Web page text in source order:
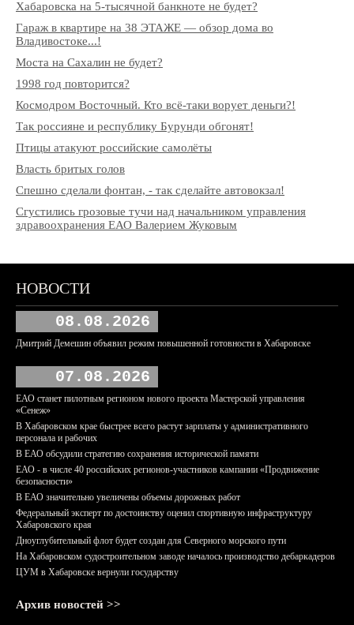
Хабаровска на 5-тысячной банкноте не будет?
Гараж в квартире на 38 ЭТАЖЕ — обзор дома во
Владивостоке...!
Моста на Сахалин не будет?
1998 год повторится?
Космодром Восточный. Кто всё-таки ворует деньги?!
Так россияне и республику Бурунди обгонят!
Птицы атакуют российские самолёты
Власть бритых голов
Спешно сделали фонтан, - так сделайте автовокзал!
Сгустились грозовые тучи над начальником управления
здравоохранения ЕАО Валерием Жуковым
НОВОСТИ
08.08.2026
Дмитрий Демешин объявил режим повышенной готовности в Хабаровске
07.08.2026
ЕАО станет пилотным регионом нового проекта Мастерской управления
«Сенеж»
В Хабаровском крае быстрее всего растут зарплаты у административного
персонала и рабочих
В ЕАО обсудили стратегию сохранения исторической памяти
ЕАО - в числе 40 российских регионов-участников кампании «Продвижение
безопасности»
В ЕАО значительно увеличены объемы дорожных работ
Федеральный эксперт по достоинству оценил спортивную инфраструктуру
Хабаровского края
Дноуглубительный флот будет создан для Северного морского пути
На Хабаровском судостроительном заводе началось производство дебаркадеров
ЦУМ в Хабаровске вернули государству
Архив новостей >>